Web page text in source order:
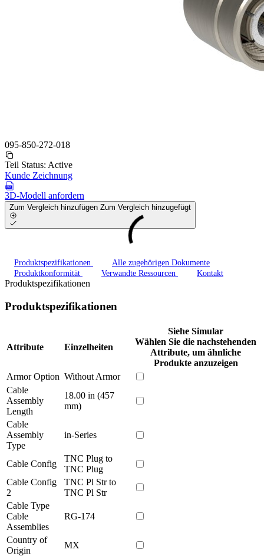
095-850-272-018
Teil Status: Active
Kunde Zeichnung
3D-Modell anfordern
Zum Vergleich hinzufügen Zum Vergleich hinzugefügt
Produktspezifikationen
Alle zugehörigen Dokumente
Produktkonformität
Verwandte Ressourcen Kontakt
Produktspezifikationen
Produktspezifikationen
Attribute Einzelheiten
Siehe Simular
Wählen Sie die nachstehenden
Attribute, um ähnliche
Produkte anzuzeigen
Armor Option Without Armor
Cable
Assembly
Length
18.00 in (457
mm)
Cable
Assembly
Type
in-Series
Cable Config
TNC Plug to
TNC Plug
Cable Config
2
TNC Pl Str to
TNC Pl Str
Cable Type
Cable
Assemblies
RG-174
Country of
Origin
MX